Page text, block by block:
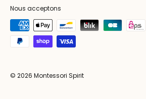
Nous acceptons
© 2026 Montessori Spirit